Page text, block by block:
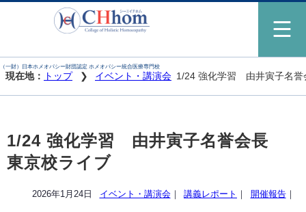
（一財）日本ホメオパシー財団認定 ホメオパシー統合医療専門校
現在地： トップ イベント・講演会 1/24 強化学習 由井寅子名
1/24 強化学習 由井寅子名誉会長
東京校ライブ
2026年1月24日 イベント・講演会｜ 講義レポート ｜ 開催報告｜